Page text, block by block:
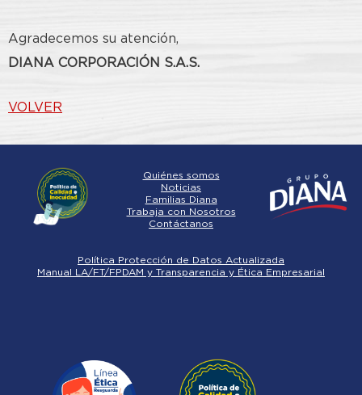
Agradecemos su atención,
DIANA CORPORACIÓN S.A.S.
VOLVER
Quiénes somos
Noticias
Familias Diana
Trabaja con Nosotros
Contáctanos
Política Protección de Datos Actualizada
Manual LA/FT/FPDAM y Transparencia y Ética Empresarial